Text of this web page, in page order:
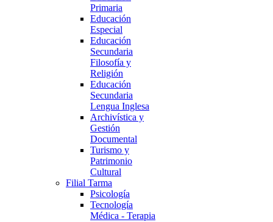
Primaria
Educación
Especial
Educación
Secundaria
Filosofía y
Religión
Educación
Secundaria
Lengua Inglesa
Archivística y
Gestión
Documental
Turismo y
Patrimonio
Cultural
Filial Tarma
Psicología
Tecnología
Médica - Terapia